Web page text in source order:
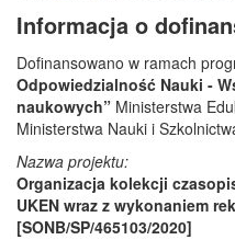
Informacja o
Dofinansowano w ramach
Odpowiedzialność Nauki -
naukowych” Ministerstwa
Ministerstwa Nauki i
Nazwa projektu:
Organizacja kolekcji
UKEN wraz z wykonaniem
[SONB/SP/465103/2020]